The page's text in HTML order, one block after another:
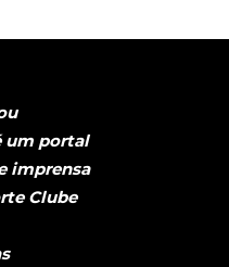
um portal
imprensa
Clube